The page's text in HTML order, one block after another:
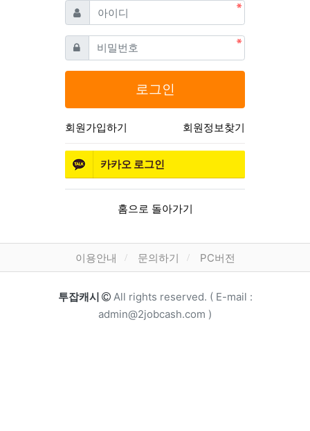
아이디
필수
비밀번호필수
로그인
회원가입하기 회원정보찾기
카카오 로그인
홈으로 돌아가기
하단 메뉴이용안내 문의하기 PC버전
카피라이트
투잡캐시
All rights reserved. ( E-mail :
admin@2jobcash.com )